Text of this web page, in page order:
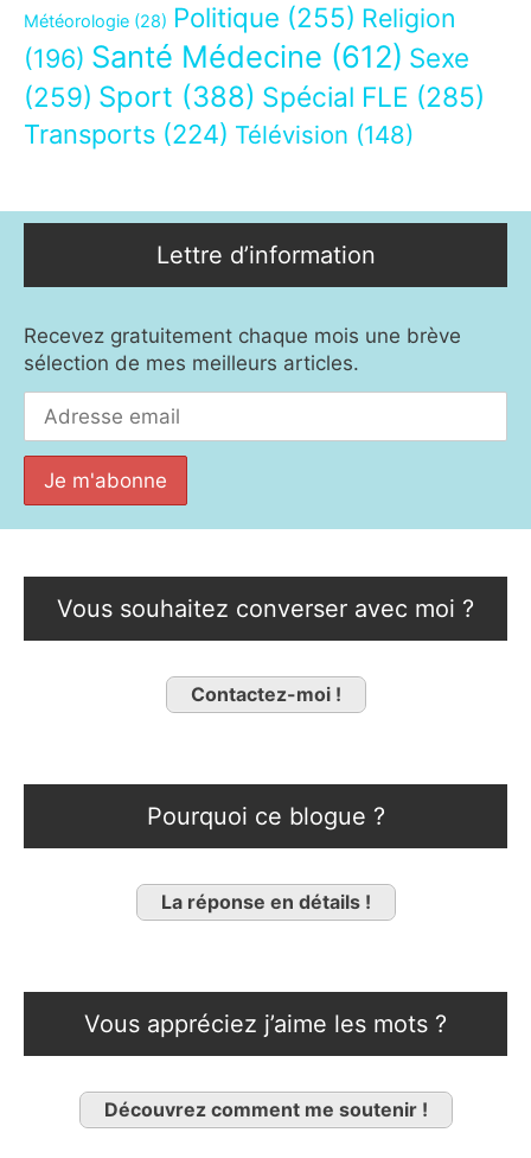
Météorologie (28) Politique (255) Religion
(196) Santé Médecine (612) Sexe
(259) Sport (388) Spécial FLE (285)
Transports (224) Télévision (148)
Lettre d’information
Recevez gratuitement chaque mois une brève
sélection de mes meilleurs articles.
Vous souhaitez converser avec moi ?
Contactez-moi !
Pourquoi ce blogue ?
La réponse en détails !
Vous appréciez j’aime les mots ?
Découvrez comment me soutenir !